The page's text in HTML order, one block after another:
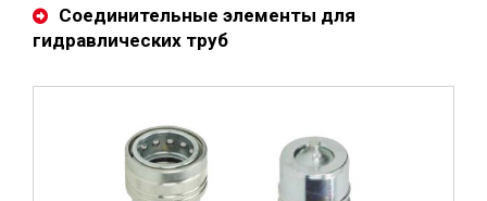
Соединительные элементы для
гидравлических труб